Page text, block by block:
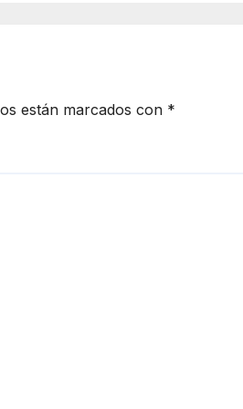
están marcados con *